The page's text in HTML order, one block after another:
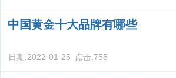
中国黄金十大品牌有哪些
日期:2022-01-25 点击:755